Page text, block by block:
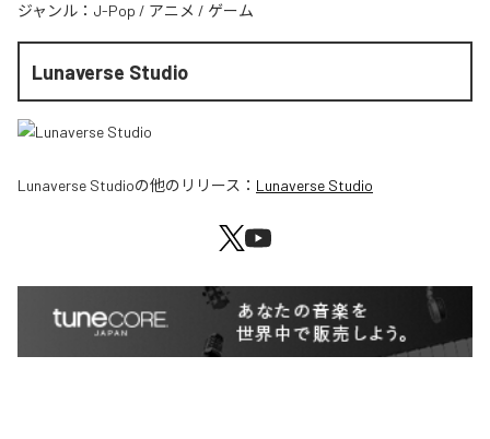
ジャンル： J-Pop / アニメ / ゲーム
Lunaverse Studio
Lunaverse Studioの他のリリース： Lunaverse Studio